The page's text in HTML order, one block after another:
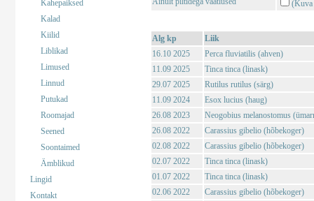
Kahepaiksed
Kalad
Kiilid
Liblikad
Limused
Linnud
Putukad
Roomajad
Seened
Soontaimed
Ämblikud
Lingid
Kontakt
(Kuva
Alg kp
Liik
16.10 2025
Perca fluviatilis (ahven)
11.09 2025
Tinca tinca (linask)
29.07 2025
Rutilus rutilus (särg)
11.09 2024
Esox lucius (haug)
26.08 2023
Neogobius melanostomus
26.08 2022
Carassius gibelio (hõbekoger)
02.08 2022
Carassius gibelio (hõbekoger)
02.07 2022
Tinca tinca (linask)
01.07 2022
Tinca tinca (linask)
02.06 2022
Carassius gibelio (hõbekoger)